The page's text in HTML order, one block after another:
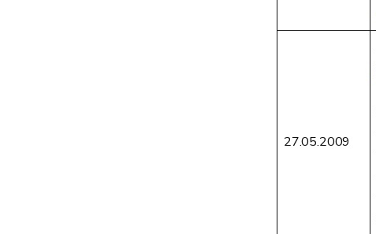
27.05.2009